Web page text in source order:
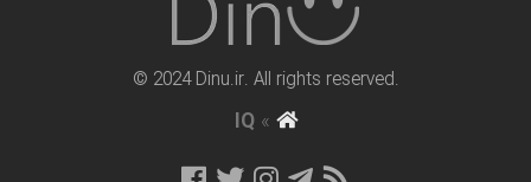
© 2024 Dinu.ir. All rights reserved.
»
IQ